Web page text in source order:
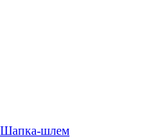
Шапка-шлем